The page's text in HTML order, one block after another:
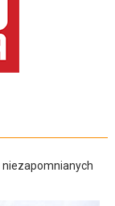
niezapomnianych